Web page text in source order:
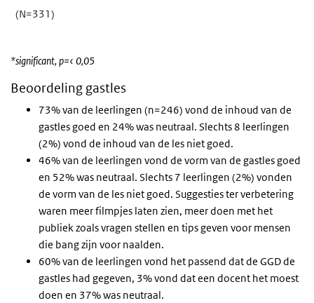
(N=331)
*significant, p=‹ 0,05
Beoordeling gastles
73% van de leerlingen (n=246) vond de inhoud van de
gastles goed en 24% was neutraal. Slechts 8 leerlingen
(2%) vond de inhoud van de les niet goed.
46% van de leerlingen vond de vorm van de gastles goed
en 52% was neutraal. Slechts 7 leerlingen (2%) vonden
de vorm van de les niet goed. Suggesties ter verbetering
waren meer filmpjes laten zien, meer doen met het
publiek zoals vragen stellen en tips geven voor mensen
die bang zijn voor naalden.
60% van de leerlingen vond het passend dat de GGD de
gastles had gegeven, 3% vond dat een docent het moest
doen en 37% was neutraal.